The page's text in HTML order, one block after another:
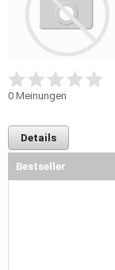
0 Meinungen
Details
Bestseller